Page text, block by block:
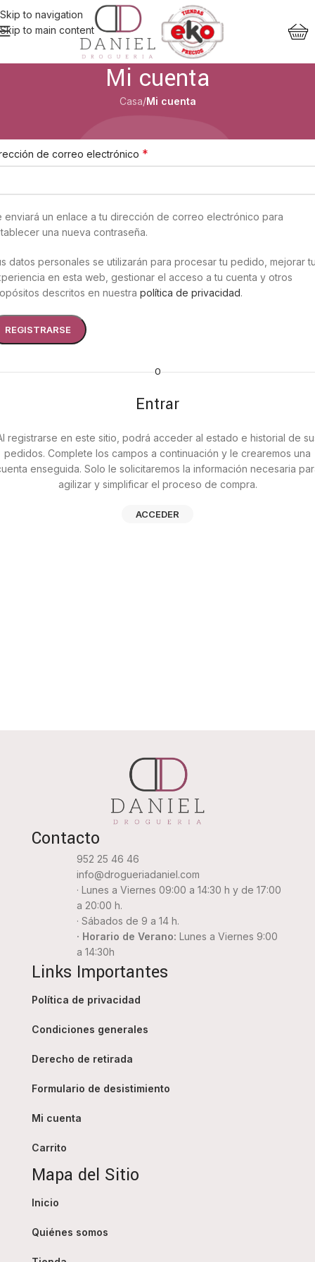
Skip to navigation
Skip to main content
Mi cuenta
Casa/Mi cuenta
de correo electrónico *
enviará un enlace a tu dirección de correo electrónico para
una nueva contraseña.
datos personales se utilizarán para procesar tu pedido, mejorar
en esta web, gestionar el acceso a tu cuenta y otros
descritos en nuestra política de privacidad.
REGISTRARSE
O
Entrar
registrarse en este sitio, podrá acceder al estado e historial de
pedidos. Complete los campos a continuación y le crearemos una
enseguida. Solo le solicitaremos la información necesaria
agilizar y simplificar el proceso de compra.
ACCEDER
Contacto
952 25 46 46
info@drogueriadaniel.com
· Lunes a Viernes 09:00 a 14:30 h y de 17:00
a 20:00 h.
· Sábados de 9 a 14 h.
· Horario de Verano: Lunes a Viernes 9:00
a 14:30h
Links Importantes
Política de privacidad
Condiciones generales
Derecho de retirada
Formulario de desistimiento
Mi cuenta
Carrito
Mapa del Sitio
Inicio
Quiénes somos